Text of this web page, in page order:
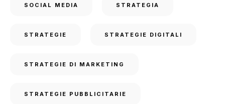
SOCIAL MEDIA STRATEGIA
STRATEGIE STRATEGIE DIGITALI
STRATEGIE DI MARKETING
STRATEGIE PUBBLICITARIE